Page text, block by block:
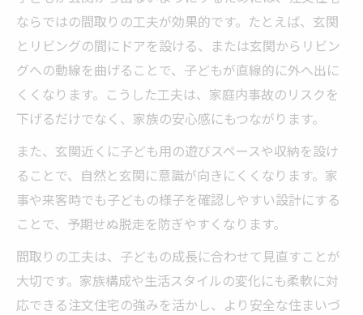
ならではの間取りの工夫が効果的です。たとえば、玄関
とリビングの間にドアを設ける、または玄関からリビン
グへの動線を曲げることで、子どもが直線的に外へ出に
くくなります。こうした工夫は、家庭内事故のリスクを
下げるだけでなく、家族の安心感にもつながります。
また、玄関近くに子ども用の遊びスペースや収納を設け
ることで、自然と玄関に意識が向きにくくなります。家
事や来客時でも子どもの様子を確認しやすい設計にする
ことで、予期せぬ脱走を防ぎやすくなります。
間取りの工夫は、子どもの成長に合わせて見直すことが
大切です。家族構成や生活スタイルの変化にも柔軟に対
応できる注文住宅の強みを活かし、より安全な住まいづ